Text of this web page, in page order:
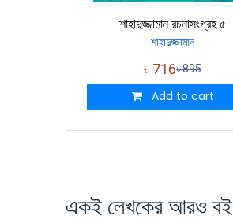
শাহাদুজ্জামান রচনাসংগ্রহ ৫
শাহাদুজ্জামান
৳ 716৳895
Add to cart
একই লেখকের আরও বই